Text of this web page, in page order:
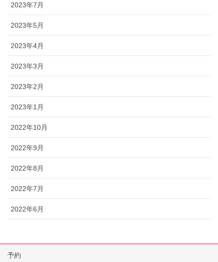
2023年7月
2023年5月
2023年4月
2023年3月
2023年2月
2023年1月
2022年10月
2022年9月
2022年8月
2022年7月
2022年6月
予約